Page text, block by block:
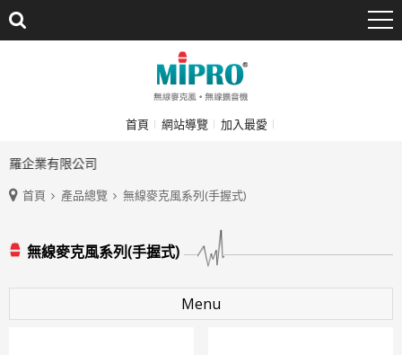
首頁 網站導覽 加入最愛
羅企業有限公司
首頁 產品總覽 無線麥克風系列(手握式)
無線麥克風系列(手握式)
Menu